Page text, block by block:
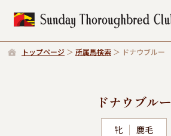
トップページ 所属馬検索 ドナウブルー
ドナウブルー
牝 鹿毛